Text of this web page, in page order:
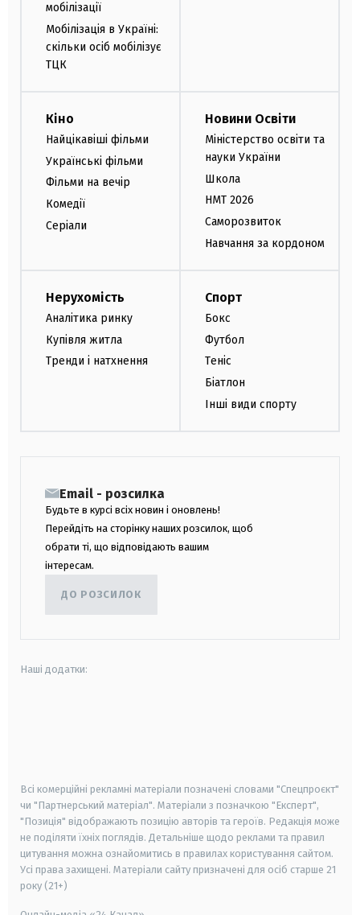
мобілізації
Мобілізація в Україні:
скільки осіб мобілізує
ТЦК
Кіно
Найцікавіші фільми
Українські фільми
Фільми на вечір
Комедії
Серіали
Новини Освіти
Міністерство освіти та
науки України
Школа
НМТ 2026
Саморозвиток
Навчання за кордоном
Нерухомість
Аналітика ринку
Купівля житла
Тренди і натхнення
Спорт
Бокс
Футбол
Теніс
Біатлон
Інші види спорту
Email - розсилка
Будьте в курсі всіх новин і оновлень!
Перейдіть на сторінку наших розсилок, щоб
обрати ті, що відповідають вашим
інтересам.
ДО РОЗСИЛОК
Наші додатки:
Всі комерційні рекламні матеріали позначені словами "Спецпроєкт"
чи "Партнерський матеріал". Матеріали з позначкою "Експерт",
"Позиція" відображають позицію авторів та героїв. Редакція може
не поділяти їхніх поглядів. Детальніше щодо реклами та правил
цитування можна ознайомитись в правилах користування сайтом.
Усі права захищені. Матеріали сайту призначені для осіб старше 21
року (21+)